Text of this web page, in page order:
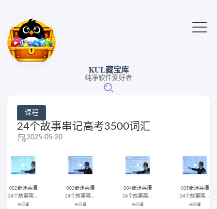
KUL藏宝库
纯净软件爱好者
课程
24个故事串记高考3500词汇
2025-05-20